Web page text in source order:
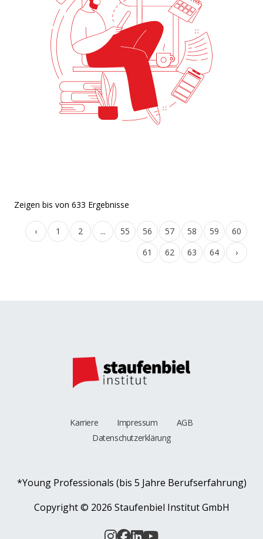
Zeigen bis von 633 Ergebnisse
‹ 1 2 ... 55 56 57 58 59
60
61
62 63 64 ›
Karriere Impressum
AGB
Datenschutzerklärung
*Young Professionals (bis 5 Jahre Berufserfahrung)
Copyright © 2026 Staufenbiel Institut GmbH